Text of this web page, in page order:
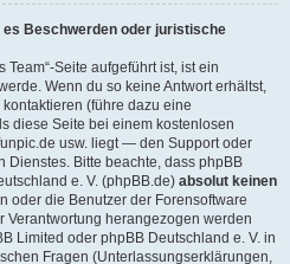
Beschwerden oder juristische
Team“-Seite aufgeführt ist, ist ein
Wenn du so keine Antwort erhältst,
(führe dazu eine
diese Seite bei einem kostenlosen
usw. liegt — den Support oder
Dienstes. Bitte beachte, dass phpBB
e. V. (phpBB.de) absolut keinen
oder die Benutzer der Forensoftware
Verantwortung herangezogen werden
Limited oder phpBB Deutschland e. V. in
Fragen (Unterlassungserklärungen,